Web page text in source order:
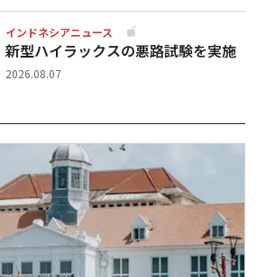
インドネシアニュース
新型ハイラックスの悪路試験を実施
2026.08.07